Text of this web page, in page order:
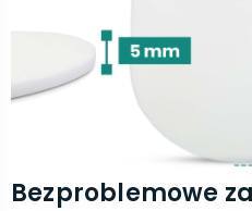
Bezproblemowe